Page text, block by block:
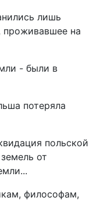
лишь
проживавшее на
- были в
потеряла
польской
от
философам,